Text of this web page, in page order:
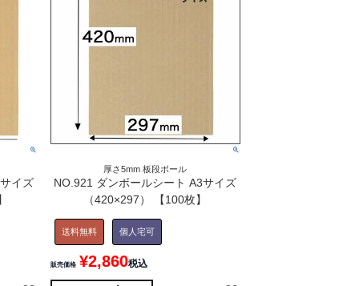
イズ
厚さ5mm 板段ボール
NO.921 ダンボールシート A3サイズ
（420×297） 【100枚】
送料無料 個人宅可
販売価格 ¥2,860税込